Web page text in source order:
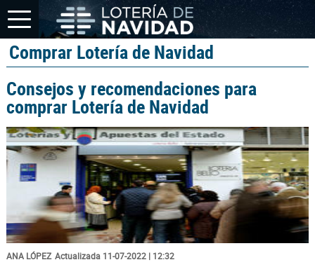
Comprar Lotería de Navidad
Consejos y recomendaciones para
comprar Lotería de Navidad
ANA LÓPEZ Actualizada 11-07-2022 | 12:32